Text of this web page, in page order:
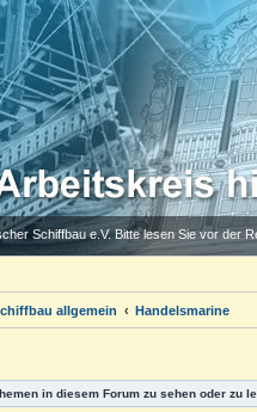
Schiffbau e.V. Bitte lesen Sie vor der
allgemein Handelsmarine
in diesem Forum zu sehen oder zu